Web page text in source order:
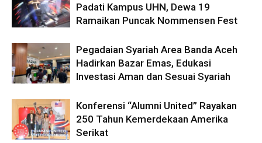
Padati Kampus UHN, Dewa 19
Ramaikan Puncak Nommensen Fest
Pegadaian Syariah Area Banda Aceh
Hadirkan Bazar Emas, Edukasi
Investasi Aman dan Sesuai Syariah
Konferensi “Alumni United” Rayakan
250 Tahun Kemerdekaan Amerika
Serikat